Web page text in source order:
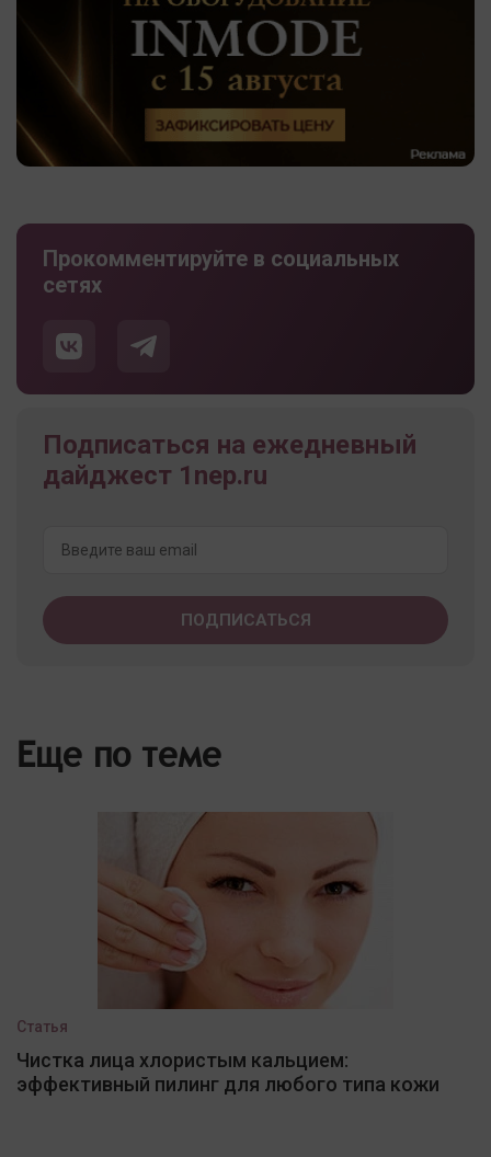
Прокомментируйте в социальных
сетях
Подписаться на ежедневный
дайджест 1nep.ru
Еще по теме
Статья
Чистка лица хлористым кальцием:
эффективный пилинг для любого типа кожи